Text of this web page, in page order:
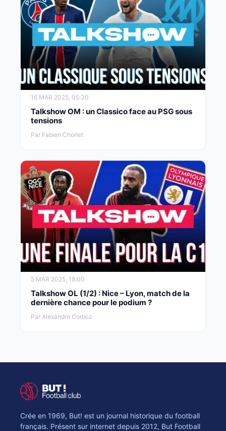
16 MAR 2025, 05:30
Talkshow OM : un Classico face au PSG sous
tensions
Par Fabien Chorlet
5 MAR 2025, 18:00
Talkshow OL (1/2) : Nice – Lyon, match de la
dernière chance pour le podium ?
Par Alexandre Corboz
Crée en 1969, But! est un journal historique du football
français. Présent sur internet depuis 2012, But Football